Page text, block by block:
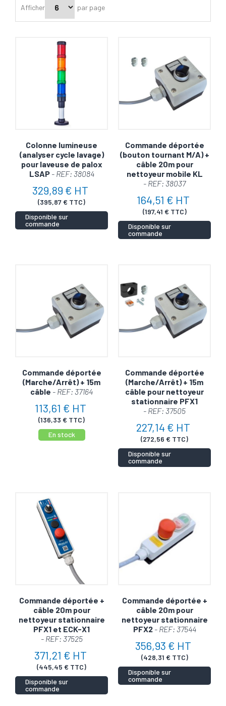
Afficher par page
Colonne lumineuse
(analyser cycle lavage)
pour laveuse de palox
LSAP - REF: 38084
329,89 € HT
(395,87 € TTC)
Disponible sur
commande
Commande déportée
(bouton tournant M/A) +
câble 20m pour
nettoyeur mobile KL
- REF: 38037
164,51 € HT
(197,41 € TTC)
Disponible sur
commande
Commande déportée
(Marche/Arrêt) + 15m
câble - REF: 37164
113,61 € HT
(136,33 € TTC)
En stock
Commande déportée
(Marche/Arrêt) + 15m
câble pour nettoyeur
stationnaire PFX1
- REF: 37505
227,14 € HT
(272,56 € TTC)
Disponible sur
commande
Commande déportée +
câble 20m pour
nettoyeur stationnaire
PFX1 et ECK-X1
- REF: 37525
371,21 € HT
(445,45 € TTC)
Disponible sur
commande
Commande déportée +
câble 20m pour
nettoyeur stationnaire
PFX2 - REF: 37544
356,93 € HT
(428,31 € TTC)
Disponible sur
commande